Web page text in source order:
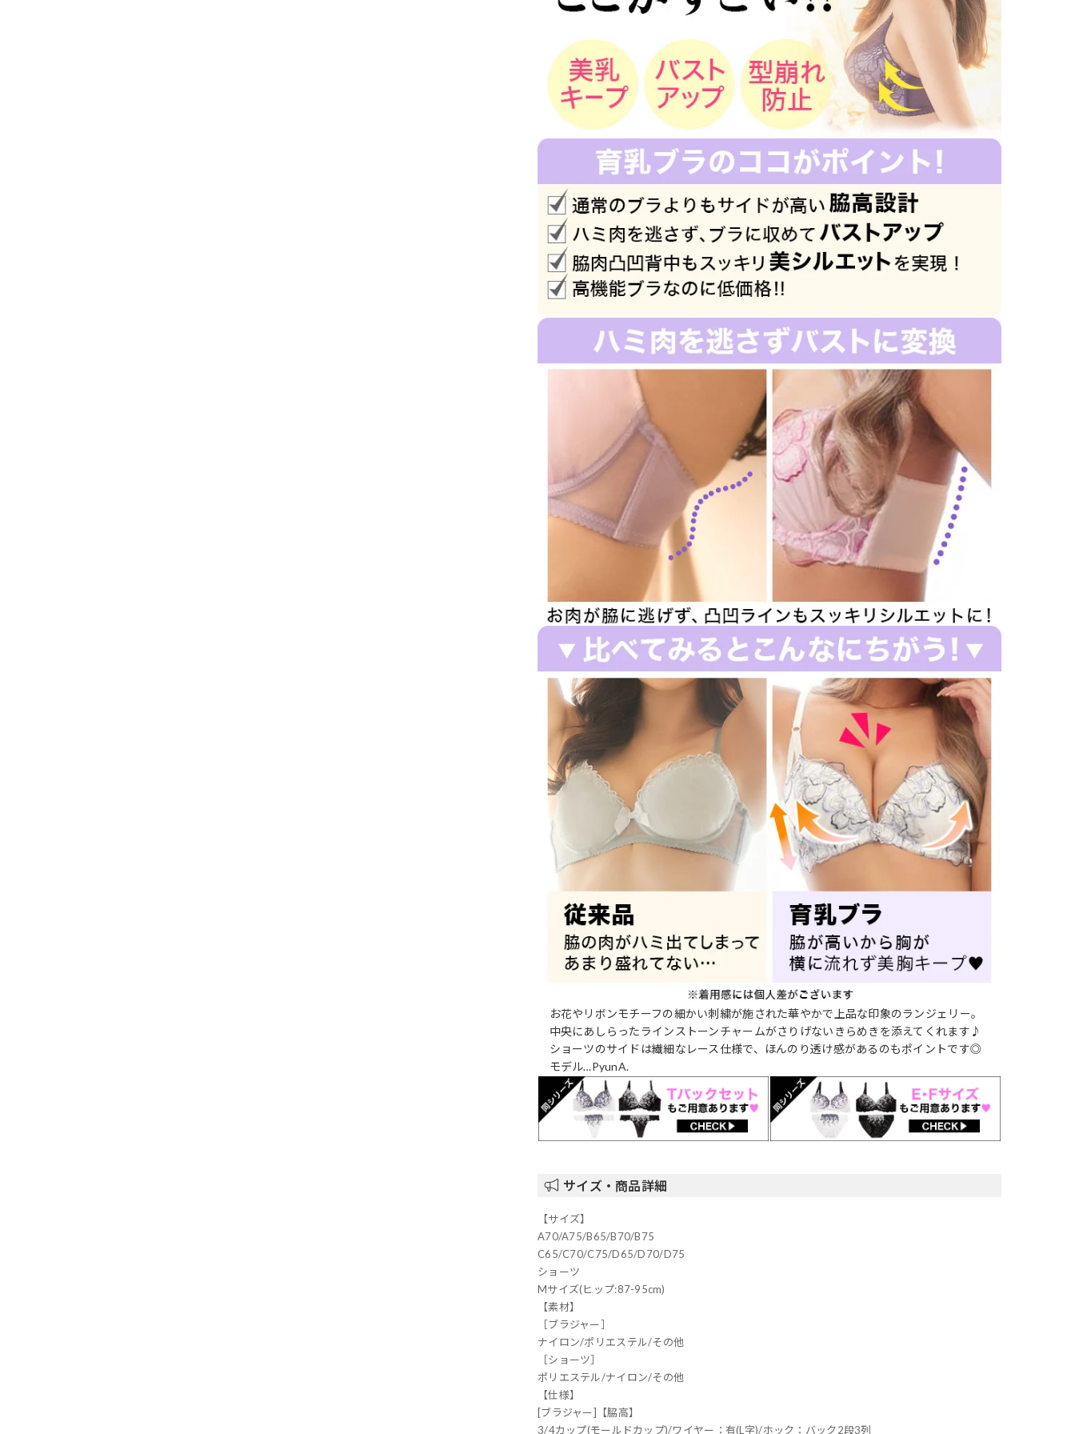
お花やリボンモチーフの細かい刺繍が施された華やかで上品な印象のランジェリー。
中央にあしらったラインストーンチャームがさりげないきらめきを添えてくれます♪
ショーツのサイドは繊細なレース仕様で、ほんのり透け感があるのもポイントです◎
モデル…PyunA.
サイズ・商品詳細
【サイズ】
A70/A75/B65/B70/B75
C65/C70/C75/D65/D70/D75
ショーツ
Mサイズ(ヒップ:87-95cm)
【素材】
［ブラジャー］
ナイロン/ポリエステル/その他
［ショーツ］
ポリエステル/ナイロン/その他
【仕様】
[ブラジャー]【脇高】
3/4カップ(モールドカップ)/ワイヤー：有(L字)/ホック：バック2段3列